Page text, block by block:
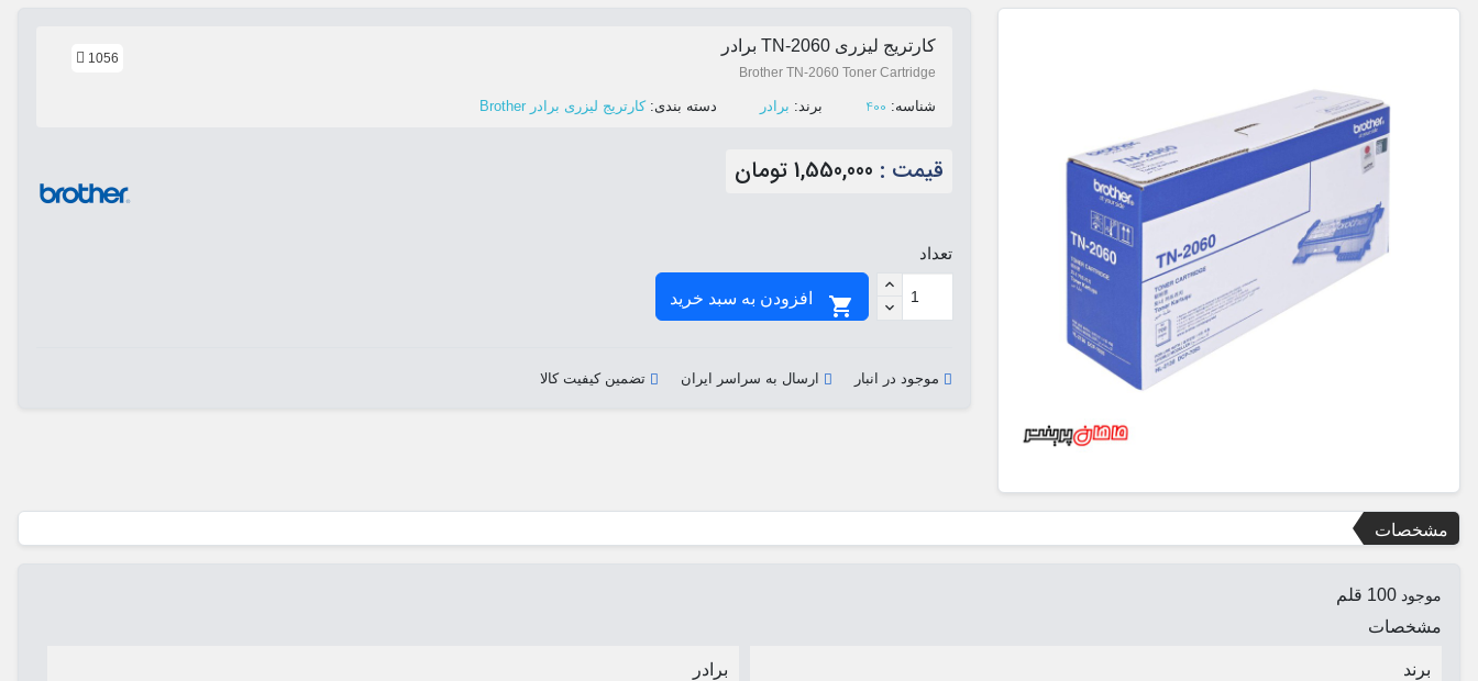
کارتریج لیزری TN-2060 برادر
Brother TN-2060 Toner Cartridge
1056
ﺷﻨﺎﺳﻪ: 400 ﺑﺮﻧﺪ: برادر ﺩﺳﺘﻪ ﺑﻨﺪی: کارتریج لیزری برادر Brother
قیمت : 1,550,000 تومان
تعداد

موجود در انبار ارسال به سراسر ایران تضمین کیفیت کالا
مشخصات
موجود 100 قلم
مشخصات
برند برادر